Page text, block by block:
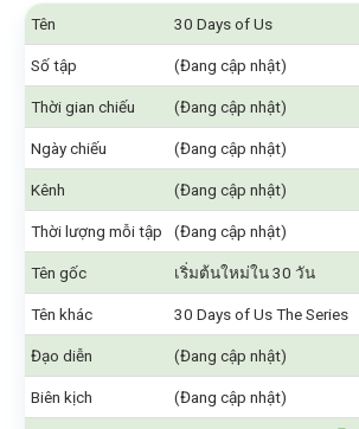
Tên 30 Days of Us
Số tập (Đang cập nhật)
Thời gian chiếu (Đang cập nhật)
Ngày chiếu (Đang cập nhật)
Kênh (Đang cập nhật)
Thời lượng mỗi tập (Đang cập nhật)
Tên gốc เริ่มต้นใหม่ใน 30 วัน
Tên khác 30 Days of Us The Series
Đạo diễn (Đang cập nhật)
Biên kịch (Đang cập nhật)